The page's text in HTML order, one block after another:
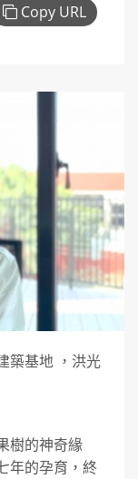
Copy URL
築基地 ，洪光
樹的神奇緣
年的孕育，終